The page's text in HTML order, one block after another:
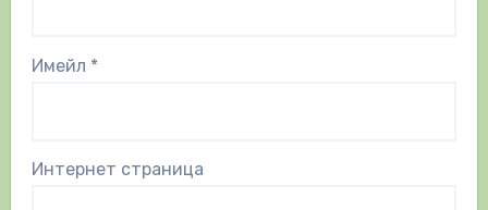
Имейл *
Интернет страница